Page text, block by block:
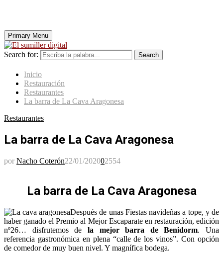
Primary Menu
Search for: Search
Inicio
Restauración
Restaurantes
La barra de La Cava Aragonesa
Restaurantes
La barra de La Cava Aragonesa
por Nacho Coterón22/01/202002554
La barra de La Cava Aragonesa
Después de unas Fiestas navideñas a tope, y de
haber ganado el Premio al Mejor Escaparate en restauración, edición
nº26… disfrutemos de la mejor barra de Benidorm. Una
referencia gastronómica en plena “calle de los vinos”. Con opción
de comedor de muy buen nivel. Y magnífica bodega.